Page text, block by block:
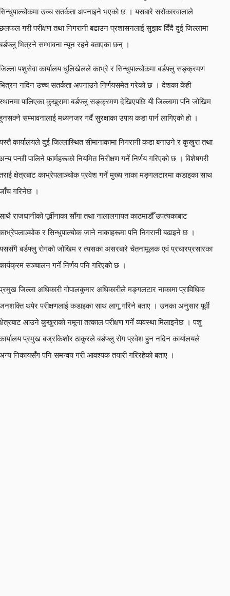
उच्च सतर्कता अपनाइने भएको छ । यसबारे सरोकारवालाले
गरी परीक्षण तथा निगरानी बढाउन प्रशासनलाई सुझाव दिँदै दुई जिल्लामा
भित्रने सम्भावना न्यून रहने बताएका छन् ।
पशुसेवा कार्यालय धुलिखेलले काभ्रे र सिन्धुपाल्चोकमा बर्डफ्लु सङ्क्रमण
नदिन उच्च सतर्कता अपनाउने निर्णयसमेत गरेको छ । देशका केही
पालिएका कुखुरामा बर्डफ्लु सङ्क्रमण देखिएपछि यी जिल्लामा पनि जोखिम
सम्भावनालाई मध्यनजर गर्दै सुरक्षाका उपाय कडा पार्न लागिएको हो ।
कार्यालयले दुई जिल्लास्थित सीमानाकामा निगरानी कडा बनाउने र कुखुरा तथा
पन्छी पालिने फार्महरूको नियमित निरीक्षण गर्ने निर्णय गरिएको छ । विशेषगरी
क्षेत्रबाट काभ्रेपलाञ्चोक प्रवेश गर्ने मुख्य नाका मङ्गलटारमा कडाइका साथ
गरिनेछ ।
राजधानीको पूर्वीनाका साँगा तथा नालालगायत काठमाडौँ उपत्यकाबाट
र सिन्धुपाल्चोक जाने नाकाहरूमा पनि निगरानी बढाइने छ ।
बर्डफ्लु रोगको जोखिम र त्यसका असरबारे चेतनामूलक एवं प्रचारप्रसारका
सञ्चालन गर्ने निर्णय पनि गरिएको छ ।
जिल्ला अधिकारी गोपालकुमार अधिकारीले मङ्गलटार नाकामा प्राविधिक
थपेर परीक्षणलाई कडाइका साथ लागू गरिने बताए । उनका अनुसार पूर्वी
आउने कुखुराको नमूना तत्काल परीक्षण गर्ने व्यवस्था मिलाइनेछ । पशु
प्रमुख बज्रकिशोर ठाकुरले बर्डफ्लु रोग प्रवेश हुन नदिन कार्यालयले
निकायसँग पनि समन्वय गरी आवश्यक तयारी गरिरहेको बताए ।